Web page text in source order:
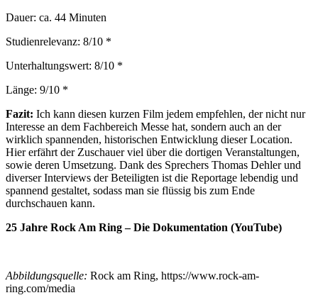
Dauer: ca. 44 Minuten
Studienrelevanz: 8/10 *
Unterhaltungswert: 8/10 *
Länge: 9/10 *
Fazit: Ich kann diesen kurzen Film jedem empfehlen, der nicht nur
Interesse an dem Fachbereich Messe hat, sondern auch an der
wirklich spannenden, historischen Entwicklung dieser Location.
Hier erfährt der Zuschauer viel über die dortigen Veranstaltungen,
sowie deren Umsetzung. Dank des Sprechers Thomas Dehler und
diverser Interviews der Beteiligten ist die Reportage lebendig und
spannend gestaltet, sodass man sie flüssig bis zum Ende
durchschauen kann.
25 Jahre Rock Am Ring – Die Dokumentation (YouTube)
Abbildungsquelle: Rock am Ring, https://www.rock-am-
ring.com/media